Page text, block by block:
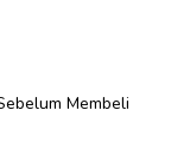
Membeli